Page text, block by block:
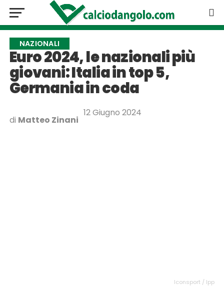
NAZIONALI
Euro 2024, le nazionali più
giovani: Italia in top 5,
Germania in coda
di Matteo Zinani
12 Giugno 2024
Iconsport / Ipp